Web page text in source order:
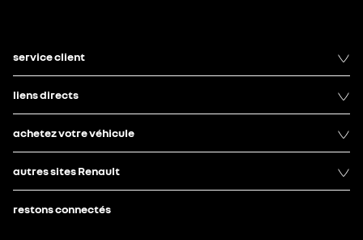
service client
liens directs
achetez votre véhicule
autres sites Renault
restons connectés